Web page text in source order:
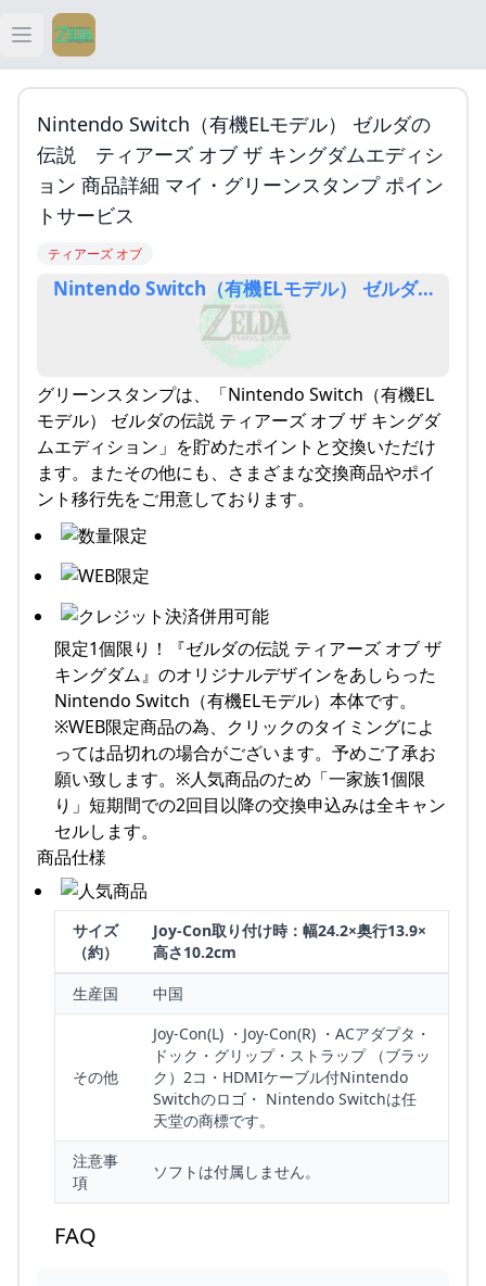
Open main menu
ティアキン
ティアキン 祠
ティアキン 武器
Nintendo Switch（有機ELモデル） ゼルダの
伝説 ティアーズ オブ ザ キングダムエディシ
ョン 商品詳細 マイ・グリーンスタンプ ポイン
トサービス
ティアーズ オブ
グリーンスタンプは、「Nintendo Switch（有機EL
モデル） ゼルダの伝説 ティアーズ オブ ザ キングダ
ムエディション」を貯めたポイントと交換いただけ
ます。またその他にも、さまざまな交換商品やポイ
ント移行先をご用意しております。
限定1個限り！『ゼルダの伝説 ティアーズ オブ ザ
キングダム』のオリジナルデザインをあしらった
Nintendo Switch（有機ELモデル）本体です。
※WEB限定商品の為、クリックのタイミングによ
っては品切れの場合がございます。予めご了承お
願い致します。※人気商品のため「一家族1個限
り」短期間での2回目以降の交換申込みは全キャン
セルします。
商品仕様
サイズ
（約）
Joy-Con取り付け時：幅24.2×奥行13.9×
高さ10.2cm
生産国
中国
その他
Joy-Con(L) ・Joy-Con(R) ・ACアダプタ・
ドック・グリップ・ストラップ （ブラッ
ク）2コ・HDMIケーブル付Nintendo
Switchのロゴ・ Nintendo Switchは任
天堂の商標です。
注意事
項
ソフトは付属しません。
FAQ